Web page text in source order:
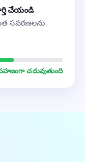
చేయండి
సవరణలను
చదువుతుంది